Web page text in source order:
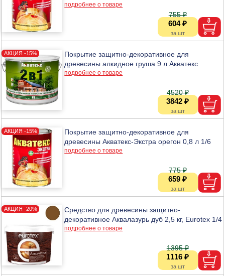
подробнее о товаре
604 ₽
755 ₽
Покрытие защитно-декоративное для
древесины алкидное груша 9 л Акватекс
подробнее о товаре
3842 ₽
4520 ₽
Покрытие защитно-декоративное для
древесины Акватекс-Экстра орегон 0,8 л 1/6
подробнее о товаре
659 ₽
775 ₽
Средство для древесины защитно-
декоративное Аквалазурь дуб 2,5 кг, Eurotex 1/4
подробнее о товаре
1116 ₽
1395 ₽